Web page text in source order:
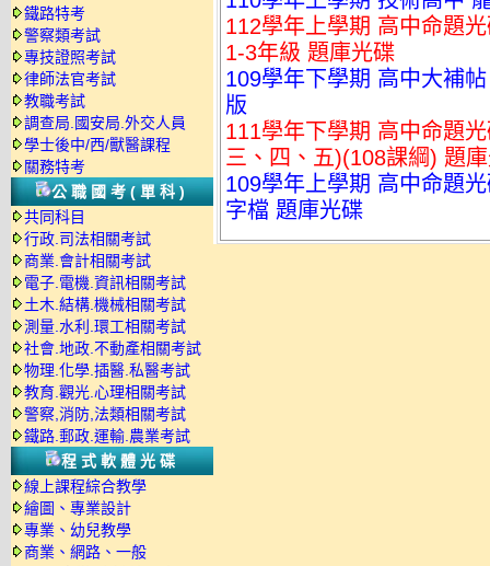
鐵路特考
警察類考試
專技證照考試
律師法官考試
教職考試
調查局.國安局.外交人員
學士後中/西/獸醫課程
關務特考
公職國考(單科)
共同科目
行政.司法相關考試
商業.會計相關考試
電子.電機.資訊相關考試
土木.結構.機械相關考試
測量.水利.環工相關考試
社會.地政.不動產相關考試
物理.化學.插醫.私醫考試
教育.觀光.心理相關考試
警察,消防,法類相關考試
鐵路.郵政.運輸.農業考試
程式軟體光碟
線上課程綜合教學
繪圖、專業設計
專業、幼兒教學
商業、網路、一般
112學年上學期 高中命題
1-3年級 題庫光碟
109學年下學期 高中大補
版
111學年下學期 高中命題
三、四、五)(108課綱) 題
109學年上學期 高中命題
字檔 題庫光碟